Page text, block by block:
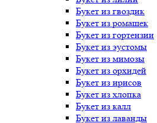
Букет из гвоздик
Букет из ромашек
Букет из гортензии
Букет из эустомы
Букет из мимозы
Букет из орхидей
Букет из ирисов
Букет из хлопка
Букет из калл
Букет из лаванды